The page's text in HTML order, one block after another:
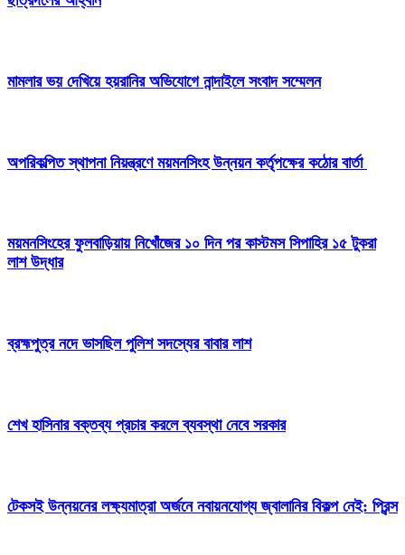
মামলার ভয় দেখিয়ে হয়রানির অভিযোগে নান্দাইলে সংবাদ সম্মেলন
অপরিকল্পিত স্থাপনা নিয়ন্ত্রণে ময়মনসিংহ উন্নয়ন কর্তৃপক্ষের কঠোর বার্তা
ময়মনসিংহের ফুলবাড়িয়ায় নিখোঁজের ১০ দিন পর কাস্টমস সিপাহির ১৫ টুকরা
লাশ উদ্ধার
ব্রহ্মপুত্র নদে ভাসছিল পুলিশ সদস্যের বাবার লাশ
শেখ হাসিনার বক্তব্য প্রচার করলে ব্যবস্থা নেবে সরকার
টেকসই উন্নয়নের লক্ষ্যমাত্রা অর্জনে নবায়নযোগ্য জ্বালানির বিকল্প নেই: প্রিন্স